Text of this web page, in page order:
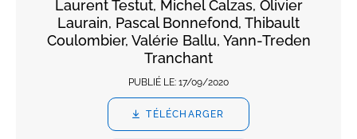
Laurent Testut, Michel Calzas, Olivier
Laurain, Pascal Bonnefond, Thibault
Coulombier, Valérie Ballu, Yann-Treden
Tranchant
PUBLIÉ LE: 17/09/2020
TÉLÉCHARGER